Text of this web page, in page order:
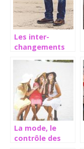
Les inter-
changements
textile
La mode, le
contrôle des